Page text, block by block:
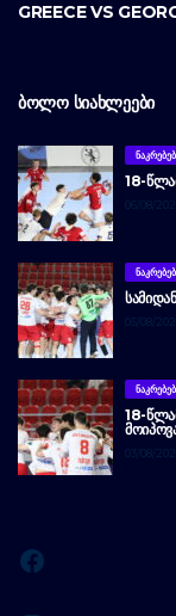
GREECE VS
ᲑᲝᲚᲝ ᲡᲘᲐᲮᲚᲔᲔᲑᲘ
18-
06/08/2026
05/08/2026
18-
03/08/2026
Facebook